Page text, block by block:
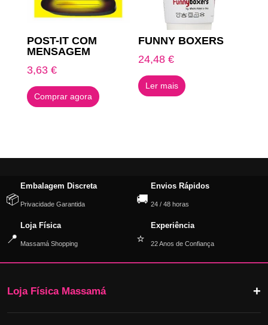
POST-IT COM
MENSAGEM
3,63 €
Comprar agora
FUNNY BOXERS
24,48€
Ler mais
📦
Embalagem Discreta
Privacidade Garantida 🚚
Envios Rápidos
24 / 48 horas
📍
Loja Física
Massamá Shopping ⭐
Experiência
22 Anos de Confiança
Loja Física Massamá